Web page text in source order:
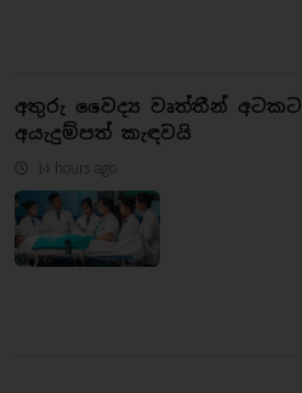
අතුරු වෛද්‍ය වෘත්තීන්
අයැදුම්පත් කැඳවයි
14 hours ago